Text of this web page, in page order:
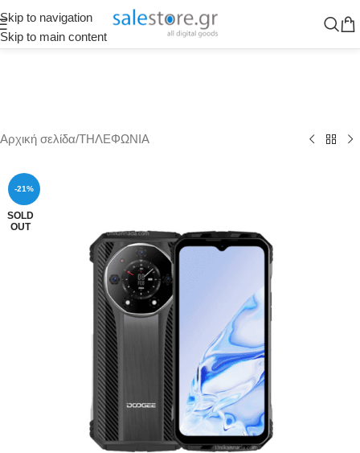
Skip to navigation
Skip to main content
Αρχική σελίδα/ΤΗΛΕΦΩΝΙΑ
-21%
SOLD
OUT